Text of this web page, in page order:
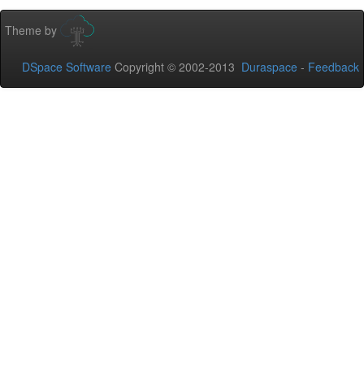
Theme by
DSpace Software Copyright © 2002-2013 Duraspace - Feedback